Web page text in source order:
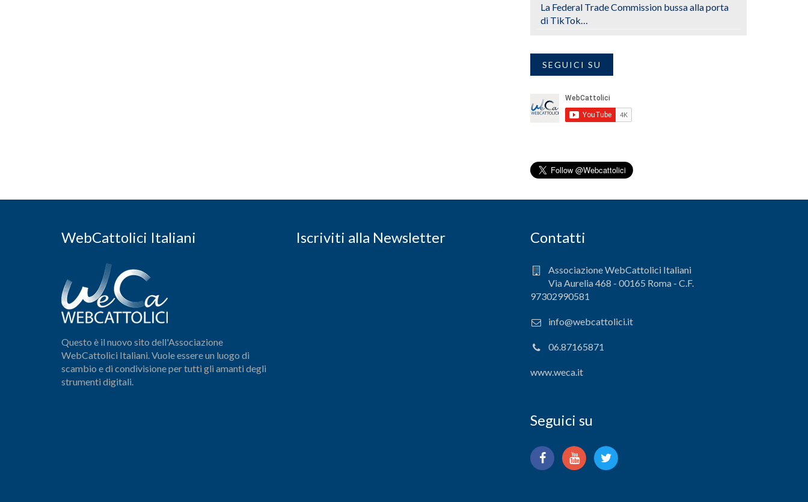
La Federal Trade Commission bussa alla porta
di TikTok…
SEGUICI SU
WebCattolici Italiani
Questo è il nuovo sito dell'Associazione
WebCattolici Italiani. Vuole essere un luogo di
scambio e di condivisione per tutti gli amanti degli
strumenti digitali.
Iscriviti alla Newsletter Contatti
Associazione WebCattolici Italiani
Via Aurelia 468 - 00165 Roma - C.F.
97302990581
info@webcattolici.it
06.87165871
www.weca.it
Seguici su